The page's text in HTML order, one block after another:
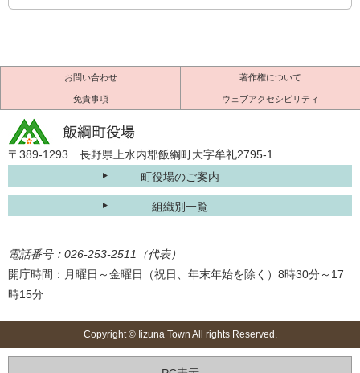
お問い合わせ 著作権について
免責事項 ウェブアクセシビリティ
〒389-1293 長野県上水内郡飯綱町大字牟礼2795-1
町役場のご案内
組織別一覧
電話番号：026-253-2511（代表）
開庁時間：月曜日～金曜日（祝日、年末年始を除く）8時30分～17
時15分
Copyright © Iizuna Town All rights Reserved.